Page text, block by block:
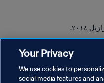
Your Privacy
We use cookies to
social media features and